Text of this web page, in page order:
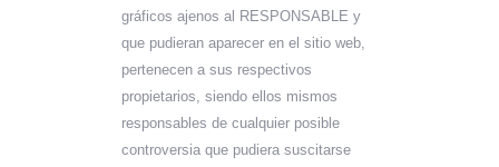
gráficos ajenos al RESPONSABLE y
que pudieran aparecer en el sitio web,
pertenecen a sus respectivos
propietarios, siendo ellos mismos
responsables de cualquier posible
controversia que pudiera suscitarse